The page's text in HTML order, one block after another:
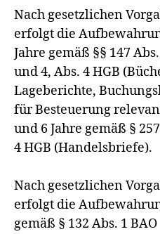
Nach gesetzlichen
erfolgt die
Jahre gemäß §§ 147
und 4, Abs. 4 HGB
Lageberichte,
für Besteuerung
und 6 Jahre gemäß §
4 HGB (Handelsbriefe).
Nach gesetzlichen
erfolgt die
gemäß § 132 Abs. 1 BAO